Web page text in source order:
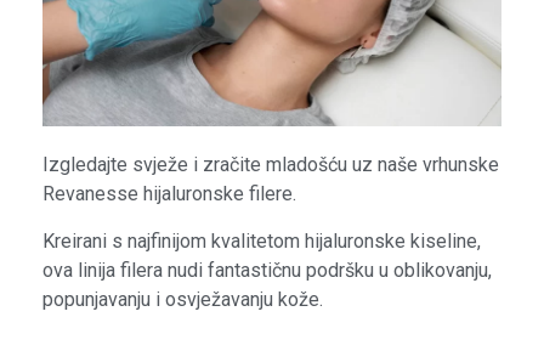
Izgledajte svježe i zračite mladošću uz naše vrhunske
Revanesse hijaluronske filere.
Kreirani s najfinijom kvalitetom hijaluronske kiseline,
ova linija filera nudi fantastičnu podršku u oblikovanju,
popunjavanju i osvježavanju kože.